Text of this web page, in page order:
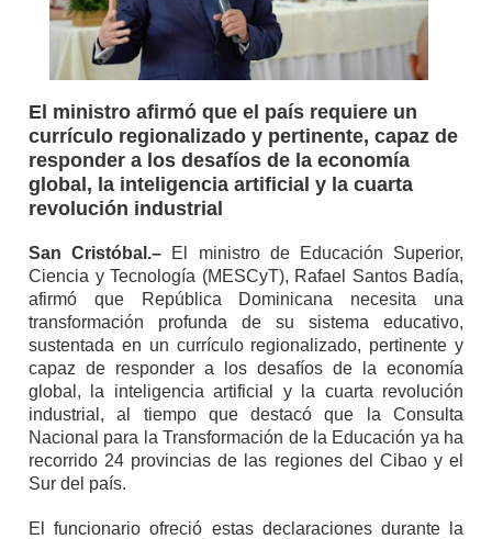
El ministro afirmó que el país requiere un
currículo regionalizado y pertinente, capaz de
responder a los desafíos de la economía
global, la inteligencia artificial y la cuarta
revolución industrial
San Cristóbal.– El ministro de Educación Superior,
Ciencia y Tecnología (MESCyT), Rafael Santos Badía,
afirmó que República Dominicana necesita una
transformación profunda de su sistema educativo,
sustentada en un currículo regionalizado, pertinente y
capaz de responder a los desafíos de la economía
global, la inteligencia artificial y la cuarta revolución
industrial, al tiempo que destacó que la Consulta
Nacional para la Transformación de la Educación ya ha
recorrido 24 provincias de las regiones del Cibao y el
Sur del país.
El funcionario ofreció estas declaraciones durante la